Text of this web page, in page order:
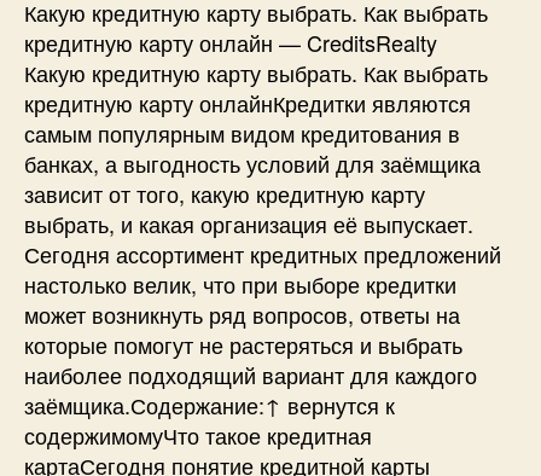
Какую кредитную карту выбрать. Как выбрать
кредитную карту онлайн — CreditsRealty
Какую кредитную карту выбрать. Как выбрать
кредитную карту онлайнКредитки являются
самым популярным видом кредитования в
банках, а выгодность условий для заёмщика
зависит от того, какую кредитную карту
выбрать, и какая организация её выпускает.
Сегодня ассортимент кредитных предложений
настолько велик, что при выборе кредитки
может возникнуть ряд вопросов, ответы на
которые помогут не растеряться и выбрать
наиболее подходящий вариант для каждого
заёмщика.Содержание:↑ вернутся к
содержимомуЧто такое кредитная
картаСегодня понятие кредитной карты